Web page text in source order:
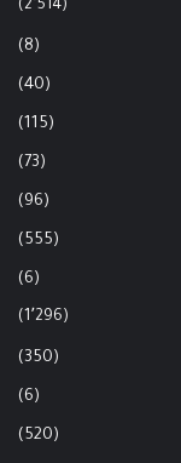
(2٬514)
(8)
(40)
(115)
(73)
(96)
(555)
(6)
(1٬296)
(350)
(6)
(520)